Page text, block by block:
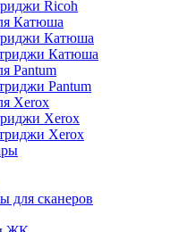
Ricoh
Катюша
Катюша
Катюша
Pantum
Pantum
Xerox
Xerox
Xerox
для сканеров